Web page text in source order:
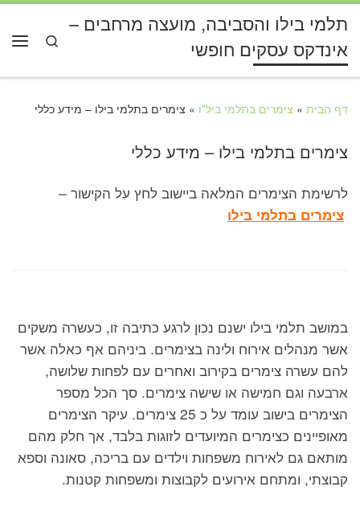
דלג לתוכןתלמי בילו והסביבה, מועצה מרחבים –
אינדקס עסקים חופשי
Search
דף הבית » צימרים בתלמי ביל"ו » צימרים בתלמי בילו – מידע כללי
צימרים בתלמי בילו – מידע כללי
לרשימת הצימרים המלאה ביישוב לחץ על הקישור –
צימרים בתלמי בילו
במושב תלמי בילו ישנם נכון לרגע כתיבה זו, כעשרה משקים
אשר מנהלים אירוח ולינה בצימרים. ביניהם אף כאלה אשר
להם עשרה צימרים בקירוב ואחרים עם לפחות שלושה,
ארבעה וגם חמישה או שישה צימרים. סך הכל מספר
הצימרים בישוב עומד על כ 25 צימרים. עיקר הצימרים
מאופיינים כצימרים המיועדים לזוגות בלבד, אך חלק מהם
מותאם גם לאירוח משפחות וילדים עם בריכה, סאונה וספא
קבוצתי, ומתחם אירועים לקבוצות ומשפחות קטנות.